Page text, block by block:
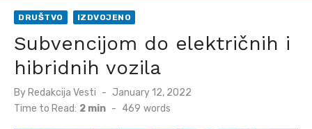
DRUŠTVO IZDVOJENO
Subvencijom do električnih i
hibridnih vozila
By Redakcija Vesti
Posted
January 12, 2022
Time to Read: 2 min - 469 words